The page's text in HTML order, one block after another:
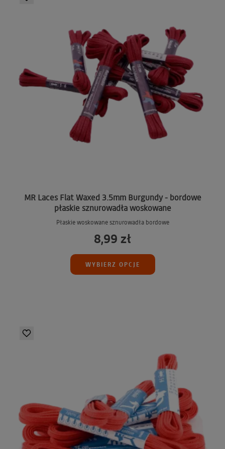
MR Laces Flat Waxed 3.5mm Burgundy - bordowe
płaskie sznurowadła woskowane
Płaskie woskowane sznurowadła bordowe
8,99 zł
WYBIERZ OPCJE